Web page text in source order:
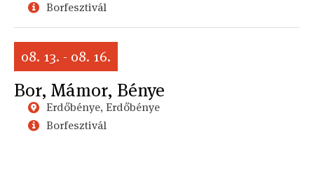
Borfesztivál
08. 13. - 08. 16.
Bor, Mámor, Bénye
Erdőbénye, Erdőbénye
Borfesztivál